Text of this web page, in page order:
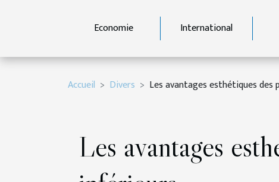
Economie International
Accueil Divers Les avantages esthétiques
Les avantages